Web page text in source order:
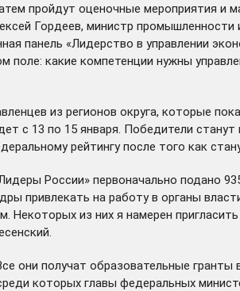
пройдут оценочные мероприятия и
Гордеев, министр
панель «Лидерство в управлении
поле: какие компетенции нужны
из регионов округа, которые
с 13 по 15 января. Победители
рейтингу после того как
России» первоначально подано
привлекать на работу в органы
из них я намерен
они получат образовательные
которых главы федеральных